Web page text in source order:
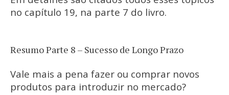
no capítulo 19, na parte 7 do livro.
Resumo Parte 8 – Sucesso de Longo Prazo
Vale mais a pena fazer ou comprar novos
produtos para introduzir no mercado?